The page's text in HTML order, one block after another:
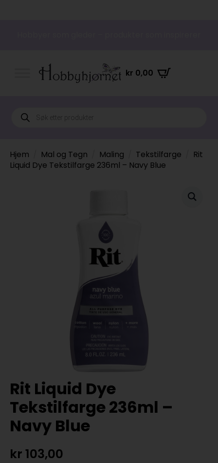
kr 0,00
Products
search
Hjem Mal og Tegn Maling Tekstilfarge
Rit
Liquid Dye Tekstilfarge 236ml – Navy Blue
Rit Liquid Dye
Tekstilfarge 236ml –
Navy Blue
kr 103,00